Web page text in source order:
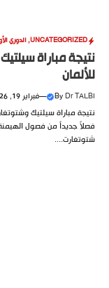
UNCATEGORIZED
,الدوري
للألمان
By Dr TALBI
—فبراير 19, 2026
نتيجة مباراة سيلتيك
فصلاً جديداً من فصول
شتوتغارت....